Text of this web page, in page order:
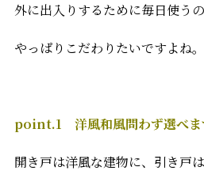
外に出入りするために毎日使うの
やっぱりこだわりたいですよね。
point.1 洋風和風問わず選べま
開き戸は洋風な建物に、引き戸は